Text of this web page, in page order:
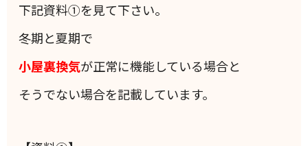
下記資料①を見て下さい。
冬期と夏期で
小屋裏換気が正常に機能している場合と
そうでない場合を記載しています。